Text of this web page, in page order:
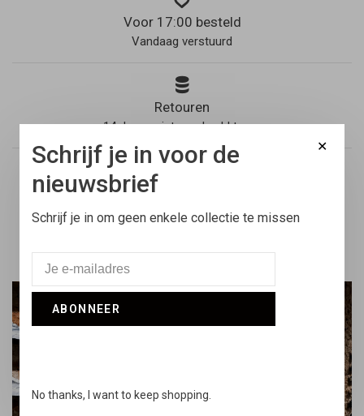
Voor 17:00 besteld
Vandaag verstuurd
Retouren
14 dagen niet goed geld terug
Snelle support
Online & via de telefoon
Mis geen enkele drop, updates en exclusieve deals
✕
Schrijf je in voor de
nieuwsbrief
Schrijf je in om geen enkele collectie te missen
ABONNEER
No thanks, I want to keep shopping.